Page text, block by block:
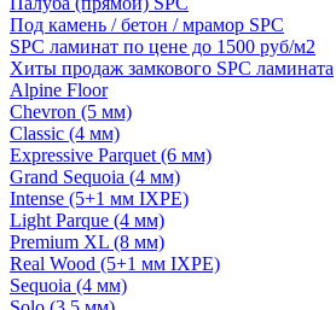
Под камень / бетон / мрамор SPC
SPC ламинат по цене до 1500 руб/м2
Хиты продаж замкового SPC ламината
Alpine Floor
Chevron (5 мм)
Classic (4 мм)
Expressive Parquet (6 мм)
Grand Sequoia (4 мм)
Intense (5+1 мм IXPE)
Light Parque (4 мм)
Premium XL (8 мм)
Real Wood (5+1 мм IXPE)
Sequoia (4 мм)